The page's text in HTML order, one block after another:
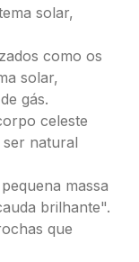
solar,
como os
solar,
gás.
celeste
natural
massa
brilhante".
que